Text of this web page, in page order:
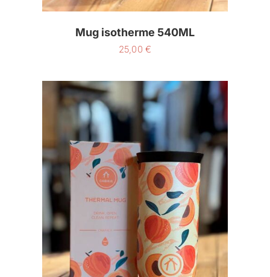
Mug isotherme 540ML
25,00€